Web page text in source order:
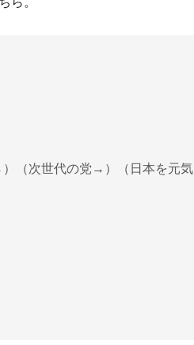
（次世代の党→）（日本を元気